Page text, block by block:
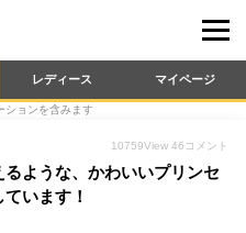
レディース マイページ
ションを含みます
10759View 46 コメント
ような、かわいいプリンセ
います！